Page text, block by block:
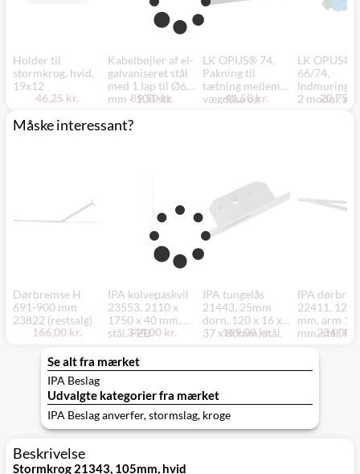
Holder til
stormkrog, hvid,
19x12
46,25 kr.
Kabelbøjler af el-
galvaniseret stål
med 1 lap til Ø6
mm - 100 stk
89,50 kr.
LK OPUS® 74,
Pakning til
tætning mellem
vægdåse og
41,50 kr.
LK OPUS®
66/74,
2 modul,
20,75
Måske interessant?
Dørbremse H
691-900 mm
23822 (restsalg)
166,00 kr.
IPA kolvepaskvil
23553, 2110 x
1750 x 40 mm,
stål, FZB
344,00 kr.
IPA tungelås
21443, 25mm
dorn, 120 x 16 x
37 x 80mm, stål,
169,00 kr.
IPA
22411, 12 x
mm, arm 17
mm, stål,
234,00
Se alt fra mærket
IPA Beslag
Udvalgte kategorier fra mærket
IPA Beslag anverfer, stormslag, kroge
Beskrivelse
Stormkrog 21343, 105mm, hvid